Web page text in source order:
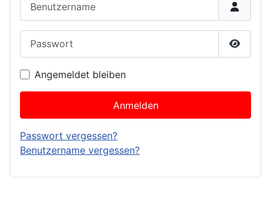
Angemeldet bleiben
Anmelden
Passwort vergessen?
Benutzername vergessen?